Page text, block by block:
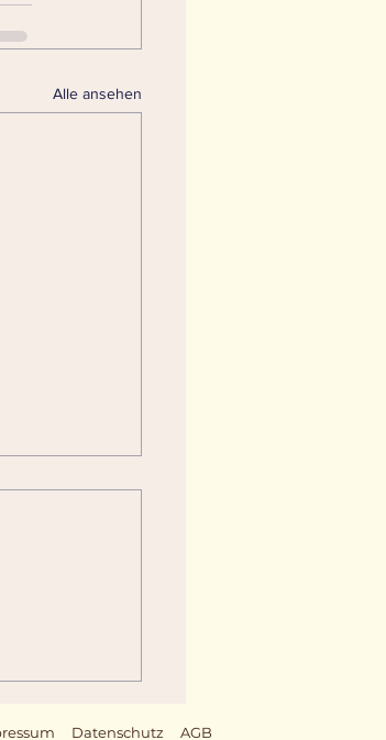
Alle ansehen
Datenschutz AGB